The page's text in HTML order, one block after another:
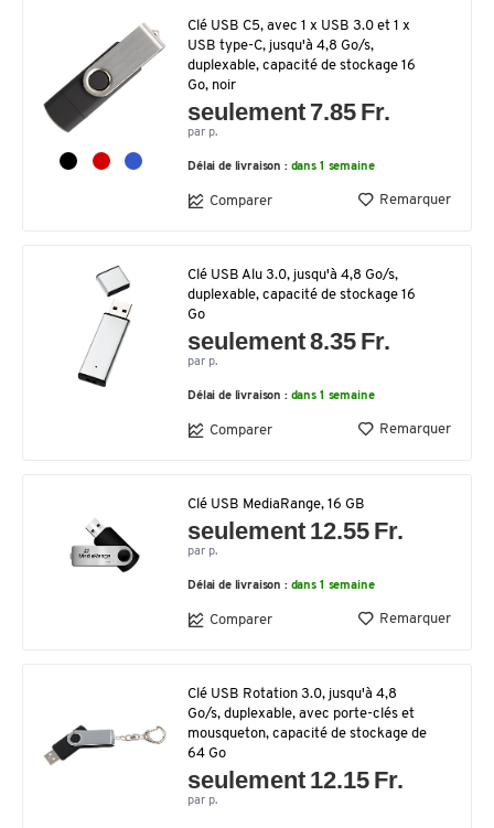
Clé USB C5, avec 1 x USB 3.0 et 1 x
USB type-C, jusqu'à 4,8 Go/s,
duplexable, capacité de stockage 16
Go, noir
seulement 7.85 Fr.
par p.
Délai de livraison : dans 1 semaine
Comparer Remarquer
Clé USB Alu 3.0, jusqu'à 4,8 Go/s,
duplexable, capacité de stockage 16
Go
seulement 8.35 Fr.
par p.
Délai de livraison : dans 1 semaine
Comparer Remarquer
Clé USB MediaRange, 16 GB
seulement 12.55 Fr.
par p.
Délai de livraison : dans 1 semaine
Comparer Remarquer
Clé USB Rotation 3.0, jusqu'à 4,8
Go/s, duplexable, avec porte-clés et
mousqueton, capacité de stockage de
64 Go
seulement 12.15 Fr.
par p.